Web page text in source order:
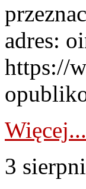
adres:
https://
Więcej...
3